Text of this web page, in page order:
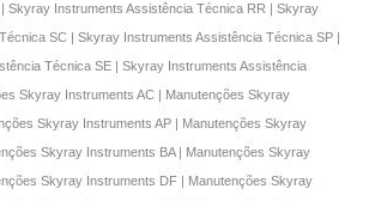
Skyray Instruments Assistência Técnica RR | Skyray
SC | Skyray Instruments Assistência Técnica SP |
Técnica SE | Skyray Instruments Assistência
Skyray Instruments AC | Manutenções Skyray
Skyray Instruments AP | Manutenções Skyray
Skyray Instruments BA | Manutenções Skyray
Skyray Instruments DF | Manutenções Skyray